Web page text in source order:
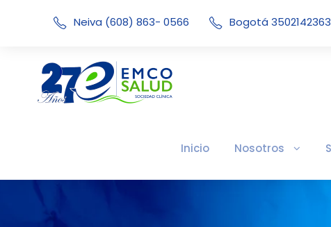
Neiva (608) 863- 0566 Bogotá 3502142363
Inicio Nosotros